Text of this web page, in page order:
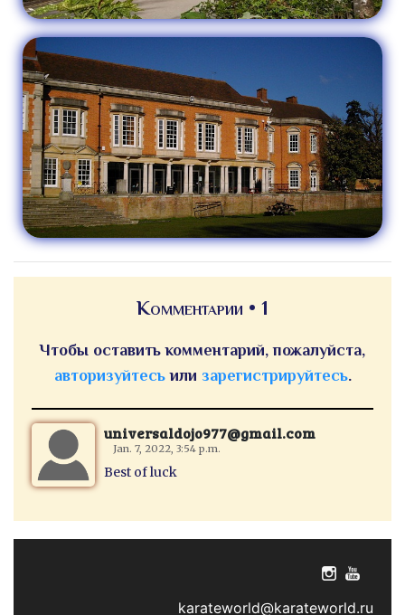
Комментарии • 1
Чтобы оставить комментарий, пожалуйста,
авторизуйтесьили зарегистрируйтесь.
universaldojo977@gmail.com
Jan. 7, 2022, 3:54 p.m.
Best of luck
karateworld@karateworld.ru